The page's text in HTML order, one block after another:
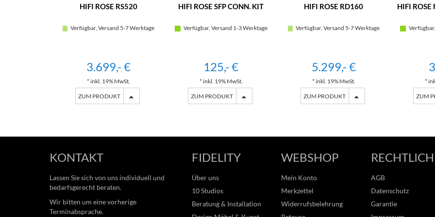
HIFI ROSE RS520
Verfügbar, Versand 5-7 Werktage
3.699,- €
* inkl. 19% MwSt.
ZUM PRODUKT
HIFI ROSE SFP CONN. KIT
Verfügbar, Versand 1-3 Werktage
125,- €
* inkl. 19% MwSt.
ZUM PRODUKT
HIFI ROSE RD160
Verfügbar, Versand 5-7 Werktage
5.299,- €
* inkl. 19% MwSt.
ZUM PRODUKT
HIFI ROSE
*
ZUM
KONTAKT
Lassen Sie sich von uns individuell und
bedarfsgerecht beraten.
Wir bitten um eine vorherige
Terminabsprache.
FIDELITY
Über uns
10 Studios
Beratung & Installation
WEBSHOP
Mein Konto
Merkzettel
Widerrufsbelehrung
AGB
Datenschutz
Garantie